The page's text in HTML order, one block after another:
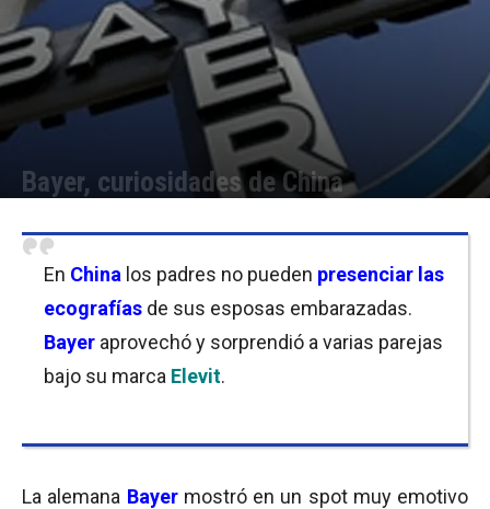
Bayer, curiosidades de China
En China los padres no pueden presenciar las
ecografías de sus esposas embarazadas.
Bayer aprovechó y sorprendió a varias parejas
bajo su marca Elevit.
La alemana Bayermostró en un spot muy emotivo